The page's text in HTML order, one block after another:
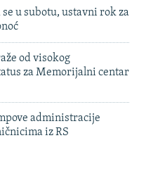
u subotu, ustavni rok za
od visokog
za Memorijalni centar
administracije
iz RS